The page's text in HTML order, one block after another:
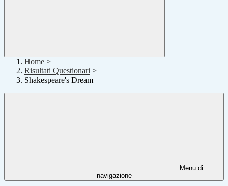
Home >
Risultati Questionari >
Shakespeare's Dream
Menu di
navigazione